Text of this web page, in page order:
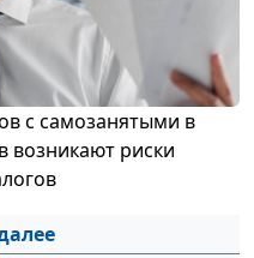
с самозанятыми в
возникают риски